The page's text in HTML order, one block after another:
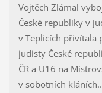
Vojtěch Zlámal
České republiky v
v Teplicích přivítala
judisty České
ČR a U16 na
v sobotních